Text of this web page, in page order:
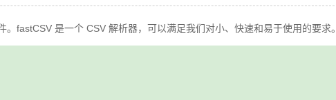
fastCSV 是一个 CSV 解析器，可以满足我们对小、快速和易于使用的要求。